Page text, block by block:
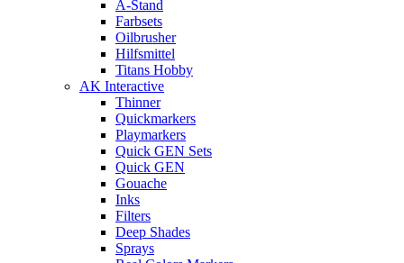
A-Stand
Farbsets
Oilbrusher
Hilfsmittel
Titans Hobby
AK Interactive
Thinner
Quickmarkers
Playmarkers
Quick GEN Sets
Quick GEN
Gouache
Inks
Filters
Deep Shades
Sprays